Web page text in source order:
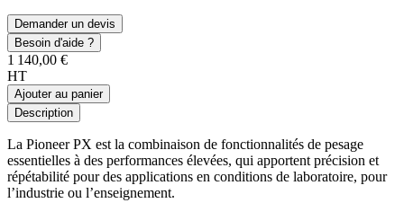
Demander un devis
Besoin d'aide ?
1 140,00 €
HT
Ajouter au panier
Description
La Pioneer PX est la combinaison de fonctionnalités de pesage
essentielles à des performances élevées, qui apportent précision et
répétabilité pour des applications en conditions de laboratoire, pour
l’industrie ou l’enseignement.